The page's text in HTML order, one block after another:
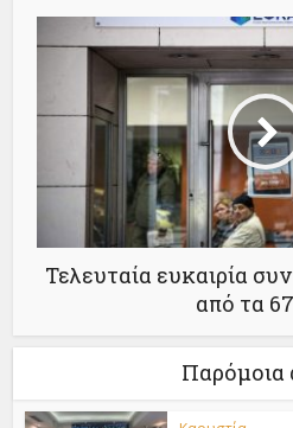
Τελευταία ευκαιρία
από τα
Παρόμοια